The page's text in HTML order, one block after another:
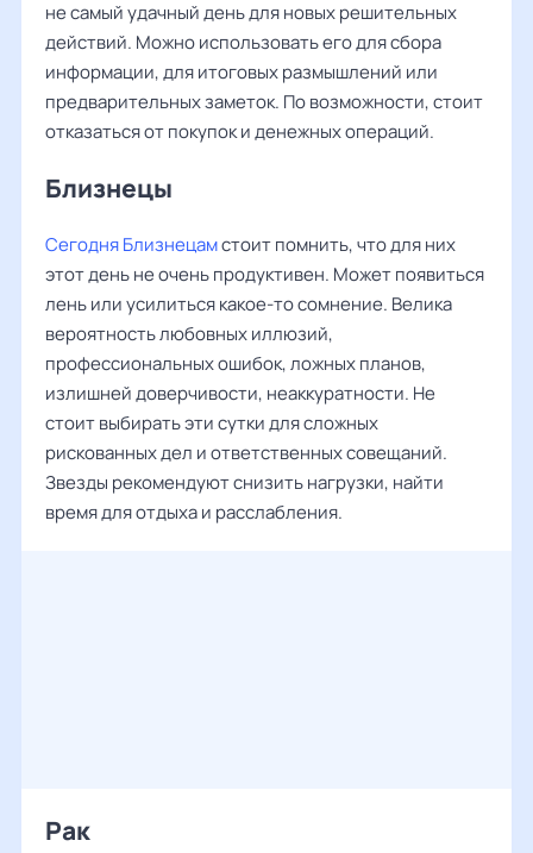
не самый удачный день для новых решительных
действий. Можно использовать его для сбора
информации, для итоговых размышлений или
предварительных заметок. По возможности, стоит
отказаться от покупок и денежных операций.
Близнецы
Сегодня Близнецамстоит помнить, что для них
этот день не очень продуктивен. Может появиться
лень или усилиться какое-то сомнение. Велика
вероятность любовных иллюзий,
профессиональных ошибок, ложных планов,
излишней доверчивости, неаккуратности. Не
стоит выбирать эти сутки для сложных
рискованных дел и ответственных совещаний.
Звезды рекомендуют снизить нагрузки, найти
время для отдыха и расслабления.
Рак ‌‌